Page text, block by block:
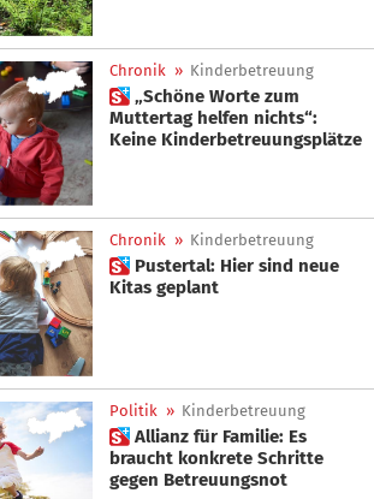
Chronik » Kinderbetreuung
 „Schöne Worte zum
Muttertag helfen nichts“:
Keine Kinderbetreuungsplätze
Chronik » Kinderbetreuung
 Pustertal: Hier sind neue
Kitas geplant
Politik » Kinderbetreuung
 Allianz für Familie: Es
braucht konkrete Schritte
gegen Betreuungsnot